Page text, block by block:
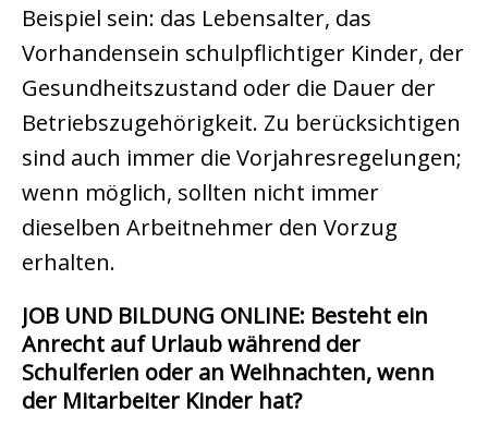
Beispiel sein: das Lebensalter, das
Vorhandensein schulpflichtiger Kinder, der
Gesundheitszustand oder die Dauer der
Betriebszugehörigkeit. Zu berücksichtigen
sind auch immer die Vorjahresregelungen;
wenn möglich, sollten nicht immer
dieselben Arbeitnehmer den Vorzug
erhalten.
JOB UND BILDUNG ONLINE: Besteht ein
Anrecht auf Urlaub während der
Schulferien oder an Weihnachten, wenn
der Mitarbeiter Kinder hat?